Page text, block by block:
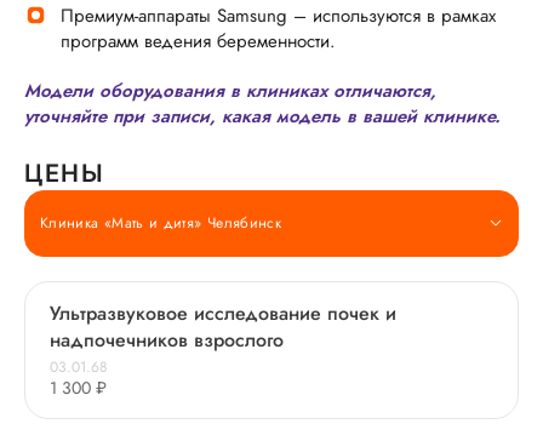
Премиум-аппараты Samsung – используются в рамках
программ ведения беременности.
Модели оборудования в клиниках отличаются,
уточняйте при записи, какая модель в вашей клинике.
ЦЕНЫ
Клиника «Мать и дитя» Челябинск
Ультразвуковое исследование почек и
надпочечников взрослого
03.01.68
1 300 ₽